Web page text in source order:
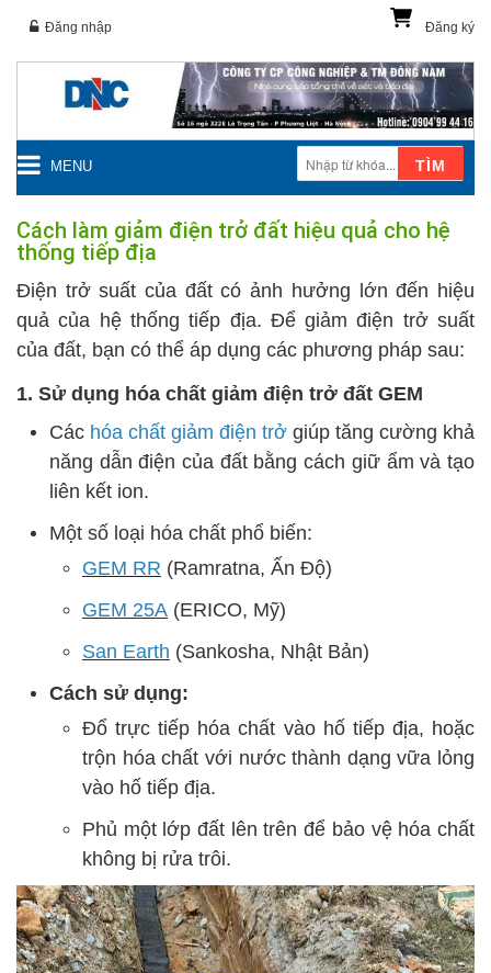
Đăng ký
Đăng nhập
MENU TÌM
Cách làm giảm điện trở đất hiệu quả cho hệ
thống tiếp địa
Điện trở suất của đất có ảnh hưởng lớn đến hiệu
quả của hệ thống tiếp địa. Để giảm điện trở suất
của đất, bạn có thể áp dụng các phương pháp sau:
1. Sử dụng hóa chất giảm điện trở đất GEM
Các hóa chất giảm điện trở giúp tăng cường khả
năng dẫn điện của đất bằng cách giữ ẩm và tạo
liên kết ion.
Một số loại hóa chất phổ biến:
GEM RR (Ramratna, Ấn Độ)
GEM 25A (ERICO, Mỹ)
San Earth (Sankosha, Nhật Bản)
Cách sử dụng:
Đổ trực tiếp hóa chất vào hố tiếp địa, hoặc
trộn hóa chất với nước thành dạng vữa lỏng
vào hố tiếp địa.
Phủ một lớp đất lên trên để bảo vệ hóa chất
không bị rửa trôi.